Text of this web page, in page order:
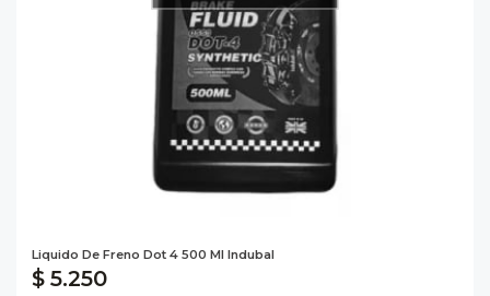
Liquido De Freno Dot 4 500 Ml Indubal
$ 5.250